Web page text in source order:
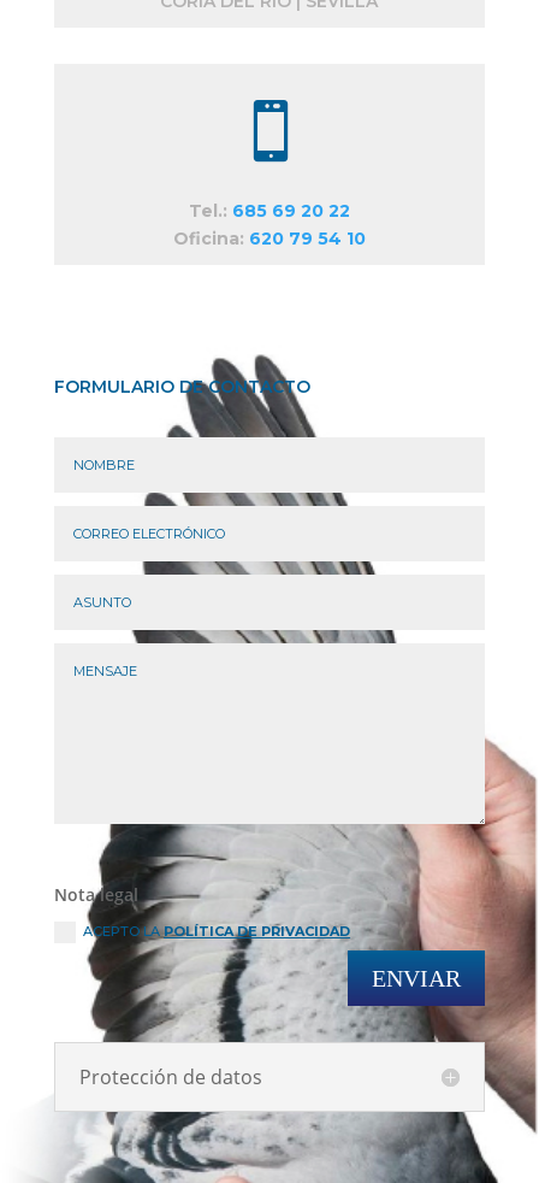

Tel.: 685 69 20 22
Oficina: 620 79 54 10
FORMULARIO DE CONTACTO
Nota legal
ACEPTO LAPOLÍTICA DE PRIVACIDAD
ENVIAR
Protección de datos